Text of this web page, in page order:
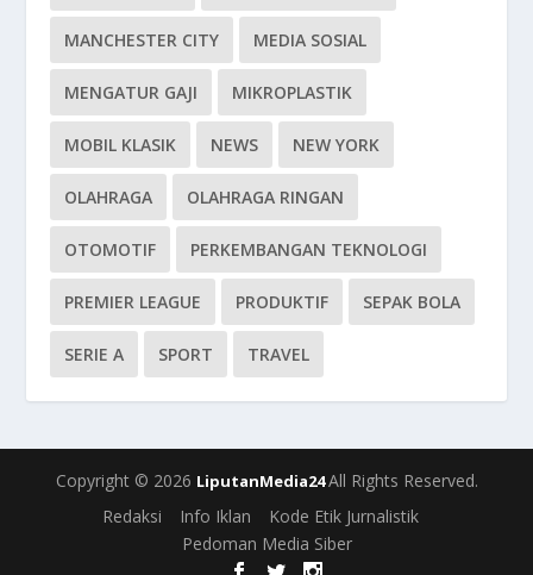
MANCHESTER CITY MEDIA SOSIAL
MENGATUR GAJI MIKROPLASTIK
MOBIL KLASIK NEWS NEW YORK
OLAHRAGA OLAHRAGA RINGAN
OTOMOTIF PERKEMBANGAN TEKNOLOGI
PREMIER LEAGUE PRODUKTIF SEPAK BOLA
SERIE A SPORT TRAVEL
Copyright © 2026 LiputanMedia24All Rights Reserved.
Redaksi
Info Iklan
Kode Etik Jurnalistik
Pedoman Media Siber